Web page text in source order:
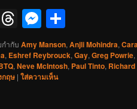
X Threads
Messenger
ำกับ Amy Manson, Anjli Mohindra,
, Eshref Reybrouck, Gay, Greg Powrie,
, Neve McIntosh, Paul Tinto, Richard
กฤษ | ใส่ความเห็น